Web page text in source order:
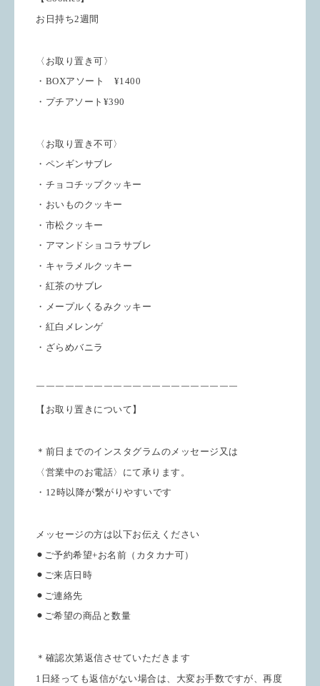
お日持ち2週間
〈お取り置き可〉
・BOXアソート ¥1400
・プチアソート¥390
〈お取り置き不可〉
・ペンギンサブレ
・チョコチップクッキー
・おいものクッキー
・市松クッキー
・アマンドショコラサブレ
・キャラメルクッキー
・紅茶のサブレ
・メープルくるみクッキー
・紅白メレンゲ
・ざらめバニラ
￣￣￣￣￣￣￣￣￣￣￣￣￣￣￣￣￣￣￣￣￣
【お取り置きについて】
＊前日までのインスタグラムのメッセージ又は
〈営業中のお電話〉にて承ります。
・12時以降が繋がりやすいです
メッセージの方は以下お伝えください
⚫︎ご予約希望+お名前（カタカナ可）
⚫︎ご来店日時
⚫︎ご連絡先
⚫︎ご希望の商品と数量
＊確認次第返信させていただきます
1日経っても返信がない場合は、大変お手数ですが、再度